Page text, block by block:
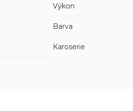
Výkon
Barva
Karoserie